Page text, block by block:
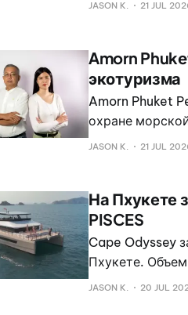
JASON K. 21 JUL
Amorn
экотуризма
Amorn Phuket
охране
ферму и
JASON K. 21 JUL
На Пхукете
PISCES
Cape Odyssey
Пхукете.
США 66,8 млн
JASON K. 20 JUL